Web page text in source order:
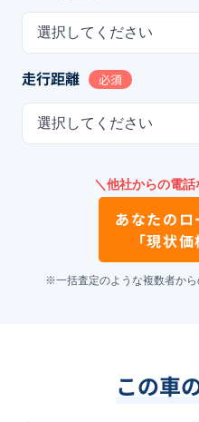
選択してください
走行距離 必須
選択してください
＼他社からの電
あなたの
「現状
※一括査定のような複数者か
この車